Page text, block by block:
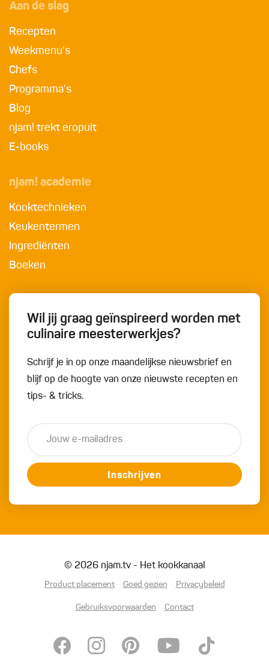
Aan de slag
Recepten
Weekmenu's
Chefs
Programma's
Blog
njam! trekt eropuit
E-books
njam! academie
Kooktechnieken
Keukentermen
Ingrediënten
Boeken
Wil jij graag geïnspireerd worden met
culinaire meesterwerkjes?
Schrijf je in op onze maandelijkse nieuwsbrief en
blijf op de hoogte van onze nieuwste recepten en
tips- & tricks.
Inschrijven
© 2026 njam.tv - Het kookkanaal
Product placement Goed gezien Privacybeleid
Gebruiksvoorwaarden Contact